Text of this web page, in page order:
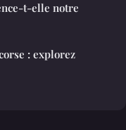
t-elle notre
: explorez